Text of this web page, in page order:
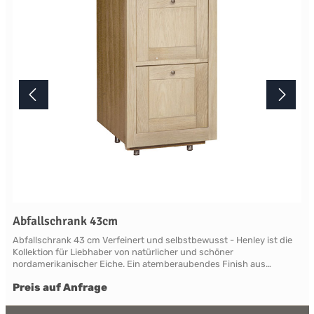
Terminabsprache persönlich in unserem Showroom.
Abfallschrank 43cm
Abfallschrank 43 cm Verfeinert und selbstbewusst - Henley ist die
Kollektion für Liebhaber von natürlicher und schöner
nordamerikanischer Eiche. Ein atemberaubendes Finish aus
modernen Mainstream abhebt. Die Eiche ist so gut geschützt und
Preis auf Anfrage